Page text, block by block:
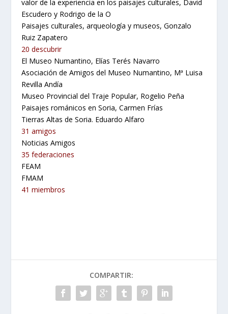
valor de la experiencia en los paisajes culturales, David
Escudero y Rodrigo de la O
Paisajes culturales, arqueología y museos, Gonzalo
Ruiz Zapatero
20 descubrir
El Museo Numantino, Elías Terés Navarro
Asociación de Amigos del Museo Numantino, Mª Luisa
Revilla Andía
Museo Provincial del Traje Popular, Rogelio Peña
Paisajes románicos en Soria, Carmen Frías
Tierras Altas de Soria. Eduardo Alfaro
31 amigos
Noticias Amigos
35 federaciones
FEAM
FMAM
41 miembros
COMPARTIR: